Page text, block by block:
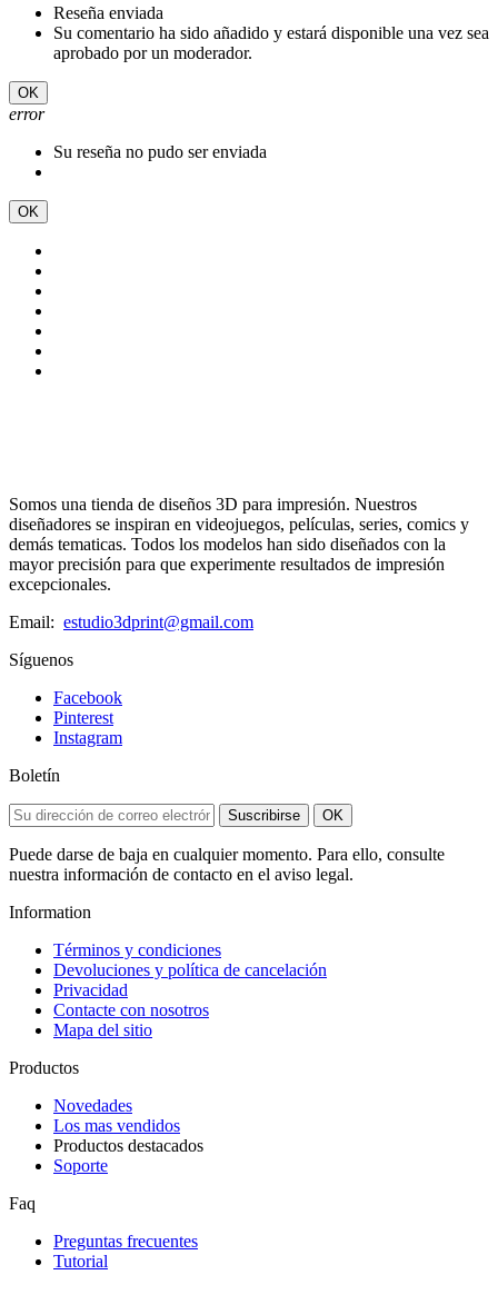
Reseña enviada
Su comentario ha sido añadido y estará disponible una vez sea
aprobado por un moderador.
OK
error
Su reseña no pudo ser enviada
OK
Somos una tienda de diseños 3D para impresión. Nuestros
diseñadores se inspiran en videojuegos, películas, series, comics y
demás tematicas. Todos los modelos han sido diseñados con la
mayor precisión para que experimente resultados de impresión
excepcionales.
Email: estudio3dprint@gmail.com
Síguenos
Facebook
Pinterest
Instagram
Boletín
Suscribirse OK
Puede darse de baja en cualquier momento. Para ello, consulte
nuestra información de contacto en el aviso legal.
Information
Términos y condiciones
Devoluciones y política de cancelación
Privacidad
Contacte con nosotros
Mapa del sitio
Productos
Novedades
Los mas vendidos
Productos destacados
Soporte
Faq
Preguntas frecuentes
Tutorial